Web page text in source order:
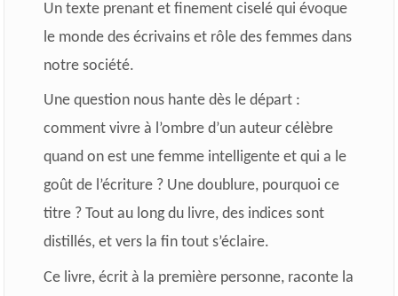
Un texte prenant et finement ciselé qui évoque
le monde des écrivains et rôle des femmes dans
notre société.
Une question nous hante dès le départ :
comment vivre à l’ombre d’un auteur célèbre
quand on est une femme intelligente et qui a le
goût de l’écriture ? Une doublure, pourquoi ce
titre ? Tout au long du livre, des indices sont
distillés, et vers la fin tout s’éclaire.
Ce livre, écrit à la première personne, raconte la